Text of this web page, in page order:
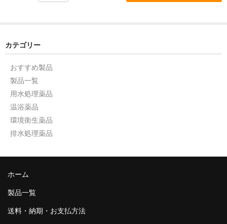
カテゴリー
おすすめ製品
製品一覧
用水処理薬品
温浴薬品
環境衛生薬品
排水処理薬品
ホーム
製品一覧
送料・納期・お支払方法